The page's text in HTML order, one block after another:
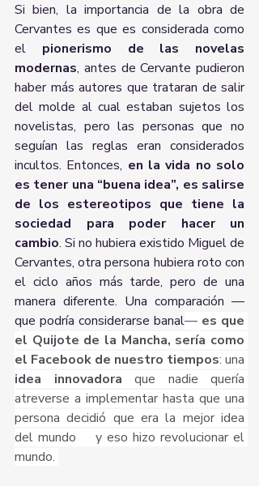
Si bien, la importancia de la obra de
Cervantes es que es considerada como
el pionerismo de las novelas
modernas, antes de Cervante pudieron
haber más autores que trataran de salir
del molde al cual estaban sujetos los
novelistas, pero las personas que no
seguían las reglas eran considerados
incultos. Entonces, en la vida no solo
es tener una “buena idea”, es salirse
de los estereotipos que tiene la
sociedad para poder hacer un
cambio. Si no hubiera existido Miguel de
Cervantes, otra persona hubiera roto con
el ciclo años más tarde, pero de una
manera diferente. Una comparación —
que podría considerarse banal— es que
el Quijote de la Mancha, sería como
el Facebook de nuestro tiempos
idea innovadora que nadie quería
atreverse a implementar hasta que una
persona decidió que era la mejor idea
del mundo    y eso hizo revolucionar el
mundo.